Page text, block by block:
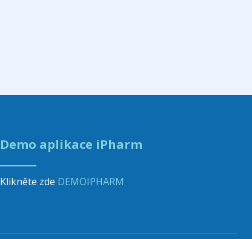
Demo aplikace iPharm
Klikněte zde DEMOIPHARM